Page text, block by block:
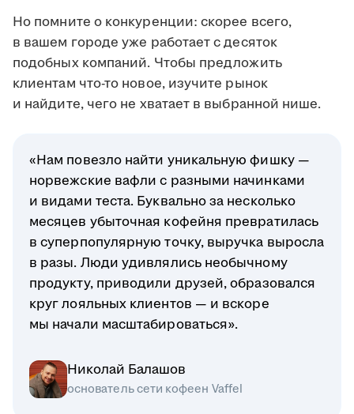
Но помните о конкуренции: скорее всего,
в вашем городе уже работает с десяток
подобных компаний. Чтобы предложить
клиентам что-то новое, изучите рынок
и найдите, чего не хватает в выбранной нише.
«Нам повезло найти уникальную фишку —
норвежские вафли с разными начинками
и видами теста. Буквально за несколько
месяцев убыточная кофейня превратилась
в суперпопулярную точку, выручка выросла
в разы. Люди удивлялись необычному
продукту, приводили друзей, образовался
круг лояльных клиентов — и вскоре
мы начали масштабироваться».
Николай Балашов
основатель сети кофеен Vaffel